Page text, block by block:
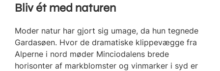
Bliv ét med naturen
Moder natur har gjort sig umage, da hun tegnede
Gardasøen. Hvor de dramatiske klippevægge fra
Alperne i nord møder Minciodalens brede
horisonter af markblomster og vinmarker i syd er